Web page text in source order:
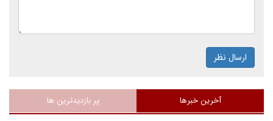
ارسال نظر
آخرین خبرها پر بازدیدترین ها